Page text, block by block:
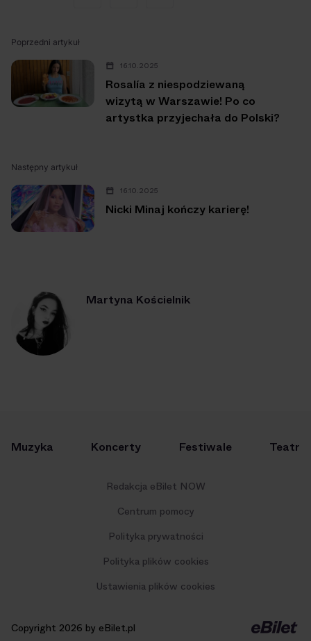
Poprzedni artykuł
16.10.2025
Rosalía z niespodziewaną
wizytą w Warszawie! Po co
artystka przyjechała do Polski?
Następny artykuł
16.10.2025
Nicki Minaj kończy karierę!
Martyna Kościelnik
Muzyka Koncerty Festiwale Teatr
Redakcja eBilet NOW
Centrum pomocy
Polityka prywatności
Polityka plików cookies
Ustawienia plików cookies
Copyright 2026 by eBilet.pl